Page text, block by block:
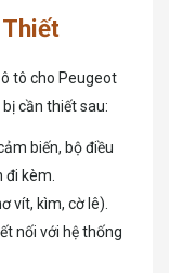
Thiết
tô cho Peugeot
cần thiết sau:
biến, bộ điều
đi kèm.
vít, kìm, cờ lê).
nối với hệ thống